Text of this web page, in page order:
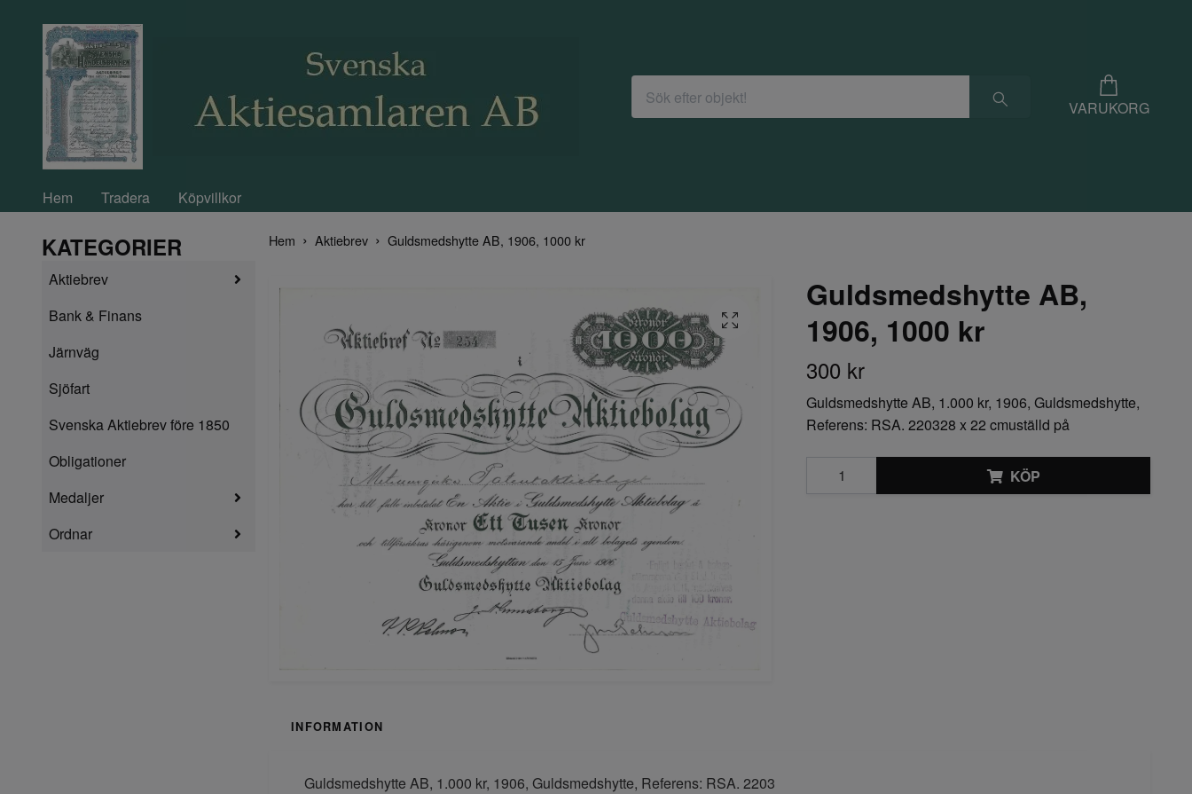
VARUKORG
Hem Tradera Köpvillkor
KATEGORIER
Aktiebrev
Bank & Finans
Järnväg
Sjöfart
Svenska Aktiebrev före 1850
Obligationer
Medaljer
Ordnar
Hem Aktiebrev Guldsmedshytte AB, 1906, 1000 kr
Guldsmedshytte AB,
1906, 1000 kr
300 kr
Guldsmedshytte AB, 1.000 kr, 1906, Guldsmedshytte,
Referens: RSA. 220328 x 22 cmuställd på
KÖP
INFORMATION
Guldsmedshytte AB, 1.000 kr, 1906, Guldsmedshytte, Referens: RSA. 2203